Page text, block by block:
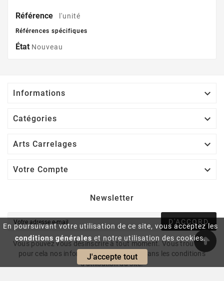
En poursuivant votre utilisation de ce site, vous acceptez les
conditions générales et notre utilisation des cookies.
J'accepte tout
Référence l'unité
Références spécifiques
État Nouveau
Informations 
Catégories 
Arts Carrelages 
Votre Compte 
Newsletter
D'ACCORD
Vous pouvez vous désinscrire à tout moment. Vous trouverez
pour cela nos informations de contact dans les conditions
d'utilisation du site.